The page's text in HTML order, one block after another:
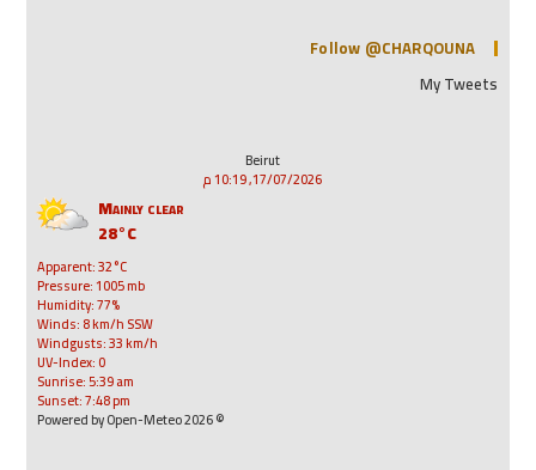
Follow @CHARQOUNA
My Tweets
Beirut
17/07/2026, 10:19 م
Mainly clear
28°C
Apparent: 32°C
Pressure: 1005 mb
Humidity: 77%
Winds: 8 km/h SSW
Windgusts: 33 km/h
UV-Index: 0
Sunrise: 5:39 am
Sunset: 7:48 pm
© 2026 Powered by Open-Meteo